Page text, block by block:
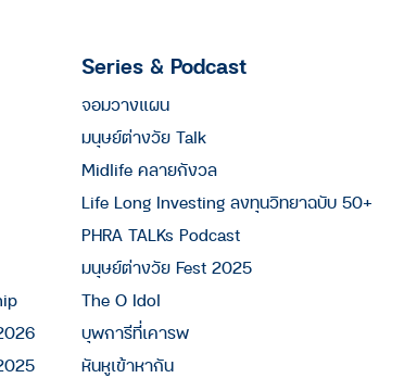
Series & Podcast
จอมวางแผน
มนุษย์ต่างวัย Talk
Midlife คลายกังวล
Life Long Investing ลงทุนวิทยาฉบับ 50+
PHRA TALKs Podcast
มนุษย์ต่างวัย Fest 2025
The O Idol
บุพการีที่เคารพ
หันหูเข้าหากัน